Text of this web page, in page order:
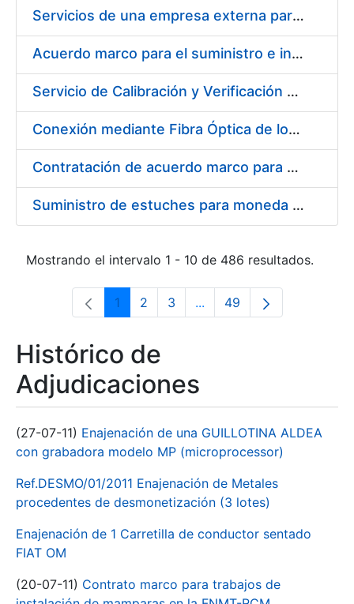
Servicios de una empresa externa para el asesoramiento y resolución de los recursos de alzada que se presentan relacionados con procesos de selección para la FNMT-RCM
Acuerdo marco para el suministro e instalación de persianas, estores y otros complementos
Servicio de Calibración y Verificación Externa de los Equipos de Medición del Servicio de Prevención de la FNMT-RCM
Conexión mediante Fibra Óptica de los Centros de Proceso de Datos (CPDs) de las sedes de la FNMT-RCM de Burgos y Madrid
Contratación de acuerdo marco para el Suministro de Material de Electricidad para la Fábrica Nacional de Moneda y Timbre-Real Casa de la Moneda en su centro de trabajo de Burgos
Suministro de estuches para moneda de 30 €
Mostrando el intervalo 1 - 10 de 486 resultados.
Página
1 Página
2 Página
3 ...Páginas intermedias Use
Página
49
Histórico de
Adjudicaciones
(27-07-11) Enajenación de una GUILLOTINA ALDEA
con grabadora modelo MP (microprocessor)
Ref.DESMO/01/2011 Enajenación de Metales
procedentes de desmonetización (3 lotes)
Enajenación de 1 Carretilla de conductor sentado
FIAT OM
(20-07-11) Contrato marco para trabajos de